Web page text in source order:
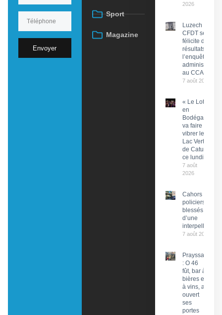
Envoyer
Sport
Magazine
2026
Luzech : La
CFDT se
félicite des
résultats de
l’enquête
administrative
au CCAS
7 août 2026
« Le Lot
en
Bodéga »
va faire
vibrer le
Lac Vert
de Catus
ce lundi
7 août
2026
Cahors : Des
policiers
blessés lors
d’une
interpellation
7 août 2026
Prayssac
: O 46
fût, bar à
bières et
à vins, a
ouvert
ses
portes